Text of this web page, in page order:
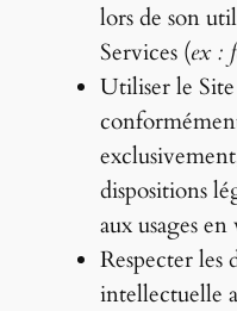
lors de son
Services (ex :
Utiliser le
dispositions
aux usages
Respecter les
intellectuelle